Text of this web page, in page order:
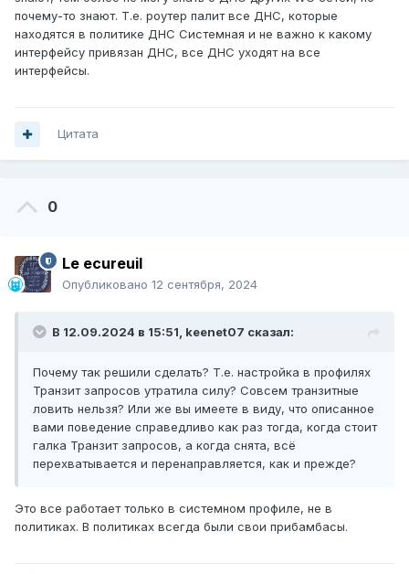
почему-то знают. Т.е. роутер палит все ДНС, которые
находятся в политике ДНС Системная и не важно к какому
интерфейсу привязан ДНС, все ДНС уходят на все
интерфейсы.
Цитата
0
Le ecureuil
Опубликовано 12 сентября, 2024
В 12.09.2024 в 15:51, keenet07 сказал:
Почему так решили сделать? Т.е. настройка в профилях
Транзит запросов утратила силу? Совсем транзитные
ловить нельзя? Или же вы имеете в виду, что описанное
вами поведение справедливо как раз тогда, когда стоит
галка Транзит запросов, а когда снята, всё
перехватывается и перенаправляется, как и прежде?
Это все работает только в системном профиле, не в
политиках. В политиках всегда были свои прибамбасы.